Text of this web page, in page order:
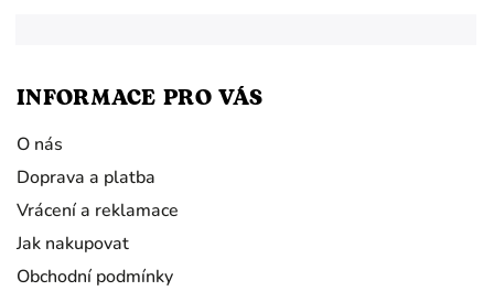
INFORMACE PRO VÁS
O nás
Doprava a platba
Vrácení a reklamace
Jak nakupovat
Obchodní podmínky